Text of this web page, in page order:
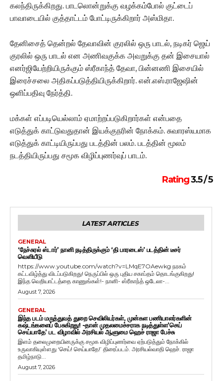
கலந்திருக்கிறது. பாடலொன்றுக்கு வழக்கம்போல் குட்டைப்
பாவாடையில் குத்தாட்டம் போட்டிருக்கிறார் அஸ்மிதா.
தேனிசைத் தென்றல் தேவாவின் குரலில் ஒரு பாடல், நடிகர் ஜெய்
குரலில் ஒரு பாடல் என அணிவகுக்க அவறுக்கு தன் இசையால்
எனர்ஜியேற்றியிருக்கும் ஸ்ரீகாந்த் தேவா, பின்னணி இசையில்
இரைச்சலை அதிகப்படுத்தியிருக்கிறார். என்.எஸ்.ராஜேஷின்
ஒளிப்பதிவு நேர்த்தி.
மக்கள் எப்படியெல்லாம் ஏமாற்றப்படுகிறார்கள் என்பதை
எடுத்துக் காட்டுவதுதான் இயக்குநரின் நோக்கம். சுவாரஸ்யமாக
எடுத்துக் காட்டியிருப்பது படத்தின் பலம். படத்தின் மூலம்
நடத்தியிருப்பது சமூக விழிப்புணர்வுப் பாடம்.
Rating3.5 / 5
LATEST ARTICLES
GENERAL
‘நேச்சுரல் ஸ்டார்’ நானி நடித்திருக்கும் ‘தி பாரடைஸ்’ படத்தின் டீசர்
வெளியீடு
https://www.youtube.com/watch?v=LMqE7OAewkg நரகம்
கட்டவிழ்த்து விடப்படுகிறது! நெருப்பில் ஒரு புதிய சகாப்தம் தொடங்குகிறது!
இந்த வெறியாட்டத்தை காணுங்கள்!- நானி- ஸ்ரீகாந்த் ஒடேலா-...
August 7, 2026
GENERAL
இந்த படம் மருத்துவத் துறை செவிலியர்கள், முன்கள பணியாளர்களின்
கஷ்டங்களைப் பேசுகிறது! -தான் முதலமைச்சராக நடித்துள்ள’செய்
செய்யாதே’ பட விழாவில் அரசியல் ஆளுமை ஹெச் ராஜா பேச்சு
இளம் தலைமுறையினருக்கு சமூக விழிப்புணர்வை ஏற்படுத்தும் நோக்கில்
உருவாகியுள்ளது ‘செய்! செய்யாதே!’ திரைப்படம். அரசியல்வாதி ஹெச். ராஜா
தமிழ்நாடு...
August 7, 2026